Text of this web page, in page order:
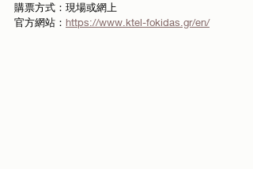
購票方式：現場或網上
官方網站： https://www.ktel-fokidas.gr/en/